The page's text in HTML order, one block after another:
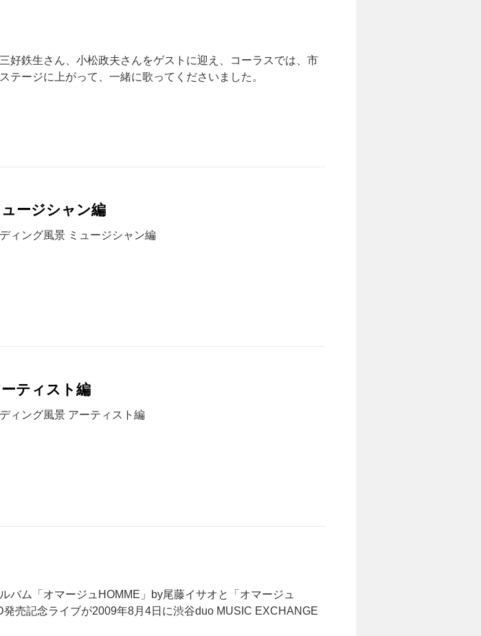
好鉄生さん、小松政夫さんをゲストに迎え、コーラスでは、市
テージに上がって、一緒に歌ってくださいました。
ージシャン編
ィング風景 ミュージシャン編
ティスト編
ィング風景 アーティスト編
バム「オマージュHOMME」by尾藤イサオと「オマージュ
発売記念ライブが2009年8月4日に渋谷duo MUSIC EXCHANGE